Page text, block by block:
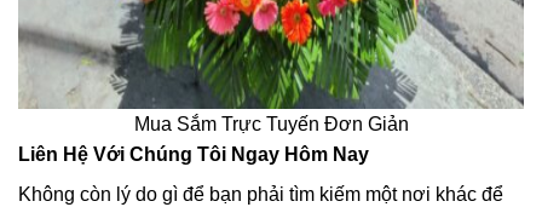
Mua Sắm Trực Tuyến Đơn Giản
Liên Hệ Với Chúng Tôi Ngay Hôm Nay
Không còn lý do gì để bạn phải tìm kiếm một nơi khác để